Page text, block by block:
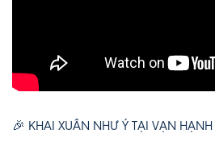
🎉 KHAI XUÂN NHƯ Ý TẠI VẠN